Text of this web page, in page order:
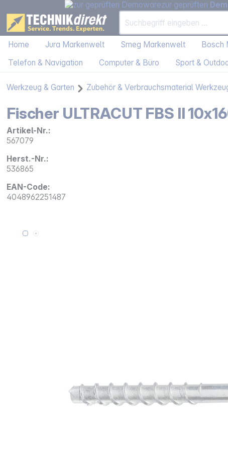
zur geprüften
Home Jura Markenwelt Smeg Markenwelt Bosch
Telefon & Navigation
Computer & Büro Sport &
Werkzeug & Garten Zubehör & Verbrauchsmaterial
Fischer ULTRACUT FBS II
Artikel-Nr.:
567079
Herst.-Nr.:
536865
EAN-Code:
4048962251487
Bildergalerie überspringen